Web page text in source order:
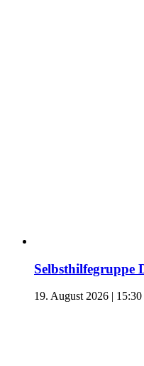
Selbsthilfegruppe
19. August 2026 | 15:30